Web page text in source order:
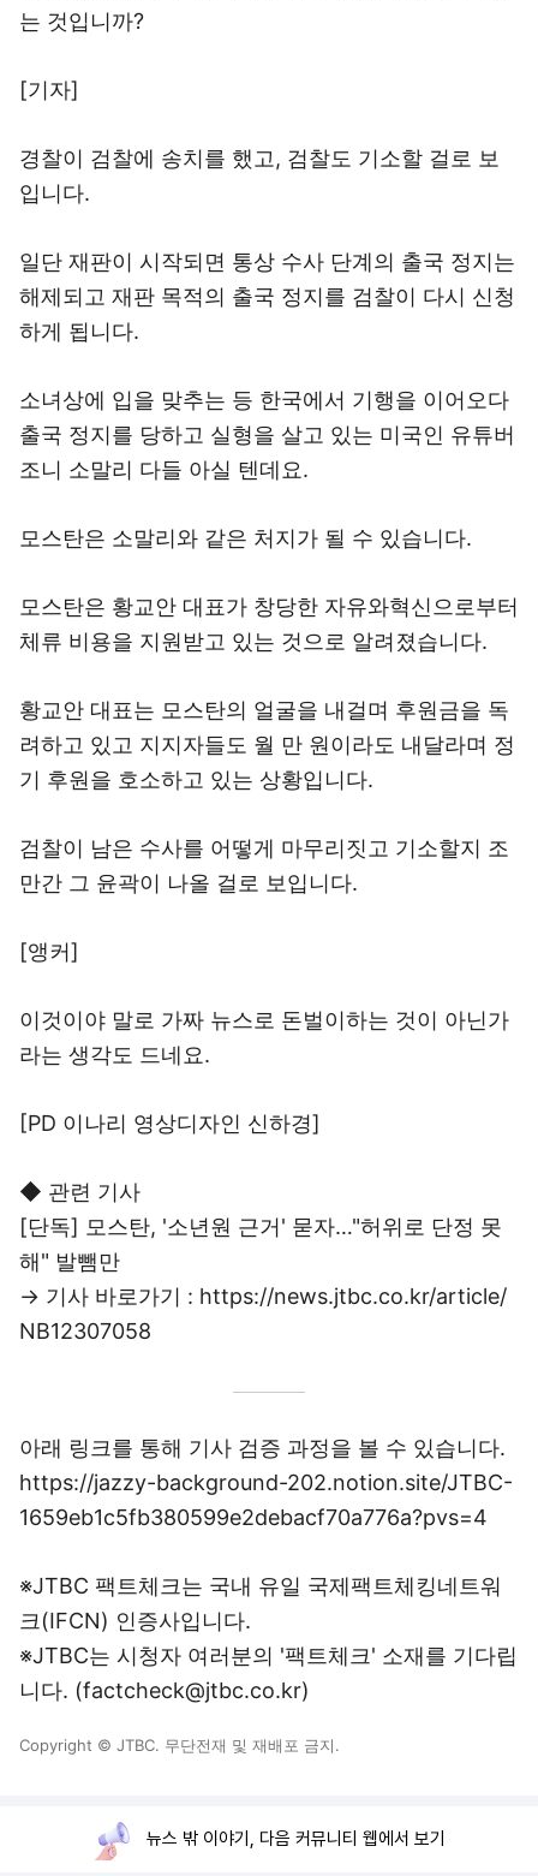
는 것입니까?
[기자]
경찰이 검찰에 송치를 했고, 검찰도 기소할 걸로 보
입니다.
일단 재판이 시작되면 통상 수사 단계의 출국 정지는
해제되고 재판 목적의 출국 정지를 검찰이 다시 신청
하게 됩니다.
소녀상에 입을 맞추는 등 한국에서 기행을 이어오다
출국 정지를 당하고 실형을 살고 있는 미국인 유튜버
조니 소말리 다들 아실 텐데요.
모스탄은 소말리와 같은 처지가 될 수 있습니다.
모스탄은 황교안 대표가 창당한 자유와혁신으로부터
체류 비용을 지원받고 있는 것으로 알려졌습니다.
황교안 대표는 모스탄의 얼굴을 내걸며 후원금을 독
려하고 있고 지지자들도 월 만 원이라도 내달라며 정
기 후원을 호소하고 있는 상황입니다.
검찰이 남은 수사를 어떻게 마무리짓고 기소할지 조
만간 그 윤곽이 나올 걸로 보입니다.
[앵커]
이것이야 말로 가짜 뉴스로 돈벌이하는 것이 아닌가
라는 생각도 드네요.
[PD 이나리 영상디자인 신하경]
◆ 관련 기사
[단독] 모스탄, '소년원 근거' 묻자…"허위로 단정 못
해" 발뺌만
→ 기사 바로가기 : https://news.jtbc.co.kr/article/
NB12307058
아래 링크를 통해 기사 검증 과정을 볼 수 있습니다.
https://jazzy-background-202.notion.site/JTBC-
1659eb1c5fb380599e2debacf70a776a?pvs=4
※JTBC 팩트체크는 국내 유일 국제팩트체킹네트워
크(IFCN) 인증사입니다.
※JTBC는 시청자 여러분의 '팩트체크' 소재를 기다립
니다. (factcheck@jtbc.co.kr)
Copyright © JTBC. 무단전재 및 재배포 금지.
뉴스 밖 이야기, 다음 커뮤니티 웹에서 보기